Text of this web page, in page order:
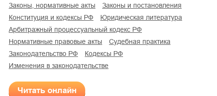
законы, нормативные акты
законы и постановления
конституция и кодексы РФ
юридическая литература
арбитражный процессуальный кодекс РФ
нормативные правовые акты
судебная практика
законодательство РФ
кодексы РФ
изменения в законодательстве
Читать онлайн